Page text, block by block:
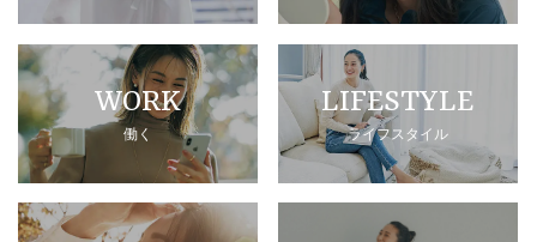
WORK
働く
LIFESTYLE
ライフスタイル